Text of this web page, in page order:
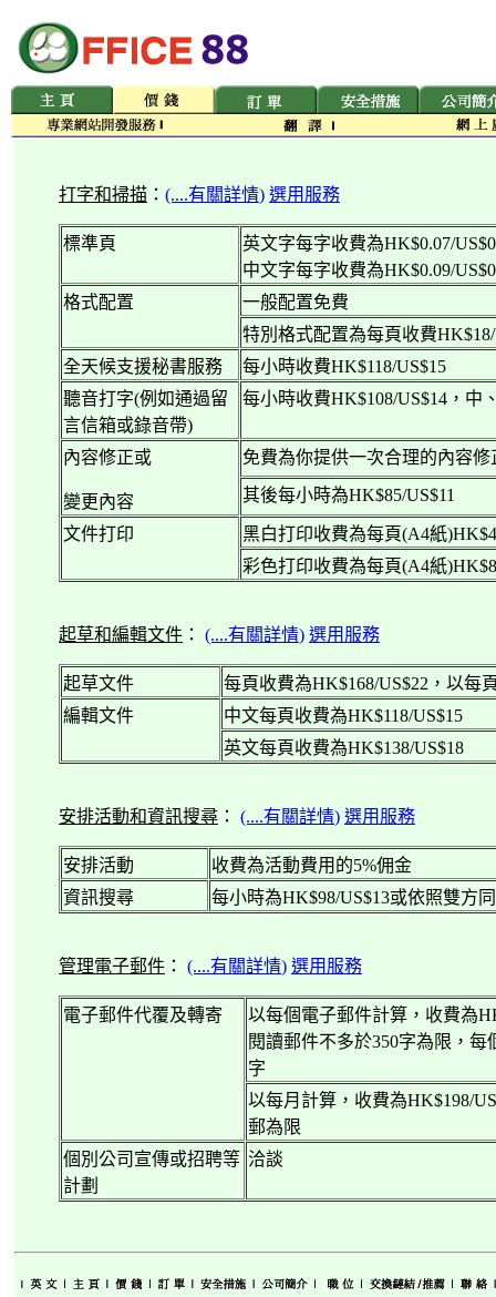
打字和掃描 ： (....有關詳情) 選用服務
標準頁 英文字每字收費為HK$0.07/
中文字每字收費為HK$0.09/
格式配置
一般配置免費
特別格式配置為每頁收費
全天候支援秘書服務
每小時收費HK$118/US$15
聽音打字(例如通過留
言信箱或錄音帶)
每小時收費HK$108/US$14 ，中
內容修正或
變更內容
免費為你提供一次合理的內容修
其後每小時為HK$85/US$11
文件打印 黑白打印收費為每頁(A4紙
彩色打印收費為每頁(A4紙
起草和編輯文件 ： (....有關詳情) 選用服務
起草文件 每頁收費為HK$168/US$22 ，以每
編輯文件
中文每頁收費為HK$118/US$15
英文每頁收費為HK$138/US$18
安排活動和資訊搜尋 ： (....有關詳情) 選用服務
安排活動 收費為活動費用的5%佣金
資訊搜尋
每小時為HK$98/US$13或依照雙方
管理電子郵件 ： (....有關詳情) 選用服務
電子郵件代覆及轉寄 以每個電子郵件計算，收費為
閱讀郵件不多於350字為限，每
字
以每月計算，收費為HK$198/
郵為限
個別公司宣傳或招聘等
計劃
洽談